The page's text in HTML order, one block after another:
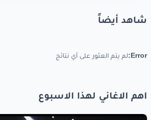
شاهد أيضاً
Error: لم يتم العثور على أي نتائج
اهم الاغاني لهذا الاسبوع